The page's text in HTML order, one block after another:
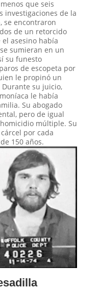
que seis
investigaciones de la
se encontraron
de un retorcido
asesino había
sumieran en un
su funesto
de escopeta por
le propinó un
su juicio,
le había
Su abogado
pero de igual
múltiple. Su
por cada
150 años.